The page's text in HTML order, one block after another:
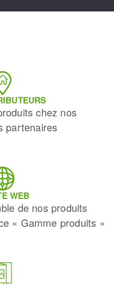
chez nos
partenaires
WEB
de nos produits
« Gamme produits »